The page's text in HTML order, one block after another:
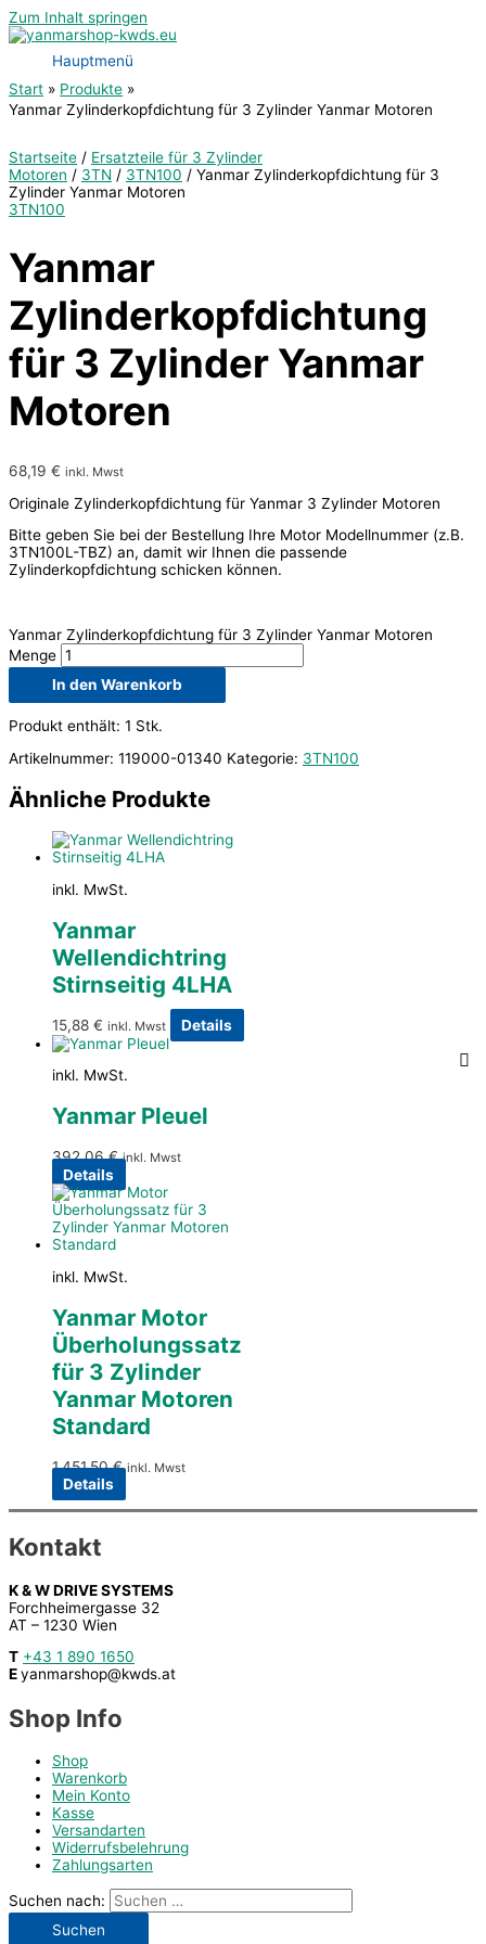
Zum Inhalt springen
Hauptmenü
Start
Produkte
Yanmar Zylinderkopfdichtung für 3 Zylinder Yanmar Motoren
Startseite / Ersatzteile für 3 Zylinder
Motoren / 3TN / 3TN100 / Yanmar Zylinderkopfdichtung für 3
Zylinder Yanmar Motoren
3TN100
Yanmar
Zylinderkopfdichtung
für 3 Zylinder Yanmar
Motoren
68,19 € inkl. Mwst
Originale Zylinderkopfdichtung für Yanmar 3 Zylinder Motoren
Bitte geben Sie bei der Bestellung Ihre Motor Modellnummer (z.B.
3TN100L-TBZ) an, damit wir Ihnen die passende
Zylinderkopfdichtung schicken können.
Yanmar Zylinderkopfdichtung für 3 Zylinder Yanmar Motoren
Menge
In den Warenkorb
Produkt enthält: 1 Stk.
Artikelnummer: 119000-01340 Kategorie: 3TN100
Ähnliche Produkte
inkl. MwSt.
Yanmar
Wellendichtring
Stirnseitig 4LHA
15,88 € inkl. Mwst Details
inkl. MwSt.
Yanmar Pleuel
392,06€ inkl. Mwst
Details
inkl. MwSt.
Yanmar Motor
Überholungssatz
für 3 Zylinder
Yanmar Motoren
Standard
1.451,50€ inkl. Mwst
Details
Kontakt
K & W DRIVE SYSTEMS
Forchheimergasse 32
AT – 1230 Wien
T +43 1 890 1650
Eyanmarshop@kwds.at
Shop Info
Shop
Warenkorb
Mein Konto
Kasse
Versandarten
Widerrufsbelehrung
Zahlungsarten
Suchen nach: